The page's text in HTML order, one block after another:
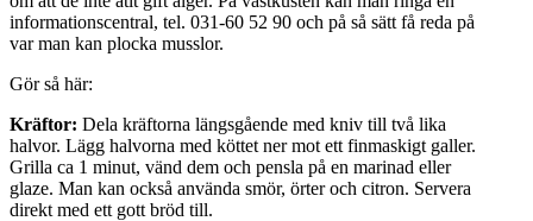
informationscentral, tel. 031-60 52 90 och på så sätt få reda på
var man kan plocka musslor.
Gör så här:
Kräftor: Dela kräftorna längsgående med kniv till två lika
halvor. Lägg halvorna med köttet ner mot ett finmaskigt galler.
Grilla ca 1 minut, vänd dem och pensla på en marinad eller
glaze. Man kan också använda smör, örter och citron. Servera
direkt med ett gott bröd till.